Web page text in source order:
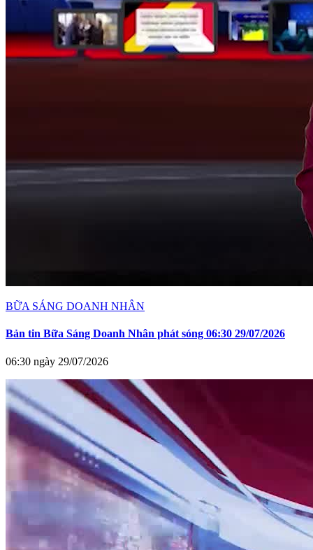
BỮA SÁNG DOANH NHÂN
Bản tin Bữa Sáng Doanh Nhân phát sóng 06:30 29/07/2026
06:30 ngày 29/07/2026